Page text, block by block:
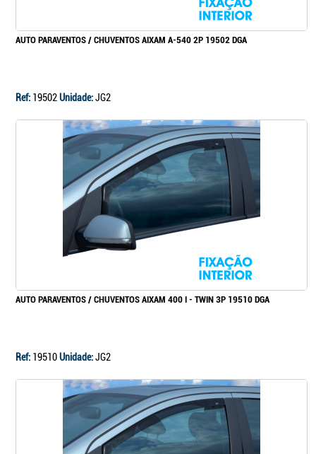
AUTO PARAVENTOS / CHUVENTOS AIXAM A-540 2P 19502 DGA
Ref: 19502Unidade:JG2
AUTO PARAVENTOS / CHUVENTOS AIXAM 400 I - TWIN 3P 19510 DGA
Ref: 19510Unidade:JG2